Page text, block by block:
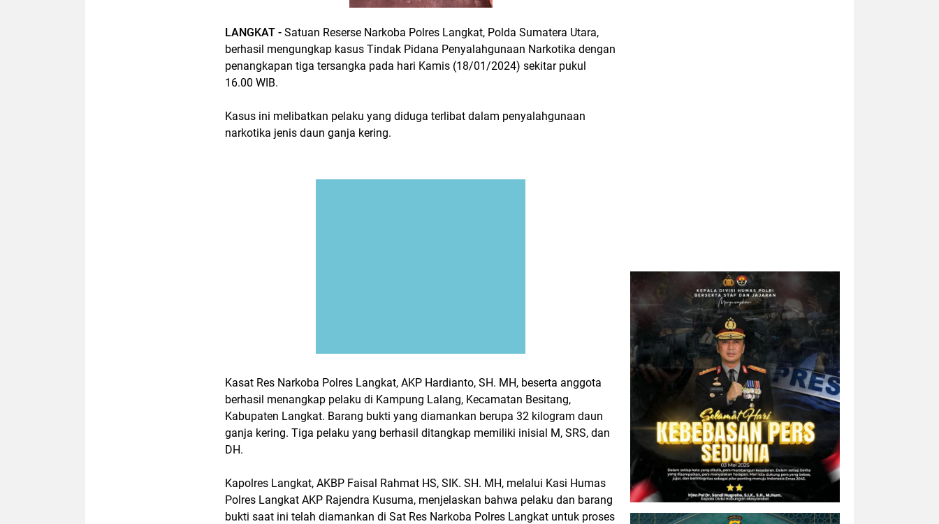
LANGKAT - Satuan Reserse Narkoba Polres Langkat, Polda Sumatera Utara,
berhasil mengungkap kasus Tindak Pidana Penyalahgunaan Narkotika dengan
penangkapan tiga tersangka pada hari Kamis (18/01/2024) sekitar pukul
16.00 WIB.
Kasus ini melibatkan pelaku yang diduga terlibat dalam penyalahgunaan
narkotika jenis daun ganja kering.
Kasat Res Narkoba Polres Langkat, AKP Hardianto, SH. MH, beserta anggota
berhasil menangkap pelaku di Kampung Lalang, Kecamatan Besitang,
Kabupaten Langkat. Barang bukti yang diamankan berupa 32 kilogram daun
ganja kering. Tiga pelaku yang berhasil ditangkap memiliki inisial M, SRS, dan
DH.
Kapolres Langkat, AKBP Faisal Rahmat HS, SIK. SH. MH, melalui Kasi Humas
Polres Langkat AKP Rajendra Kusuma, menjelaskan bahwa pelaku dan barang
bukti saat ini telah diamankan di Sat Res Narkoba Polres Langkat untuk proses